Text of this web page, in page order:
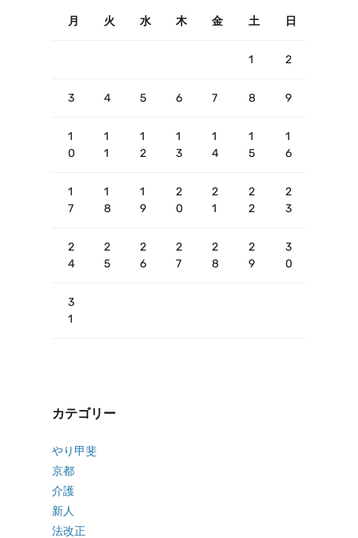
月
火 水 木 金 土 日
1 2
3 4 5 6 7 8 9
1
0
1
1
1
2
1
3
1
4
1
5
1
6
1
7
1
8
1
9
2
0
2
1
2
2
2
3
2
4
2
5
2
6
2
7
2
8
2
9
3
0
3
1
カテゴリー
やり甲斐
京都
介護
新人
法改正